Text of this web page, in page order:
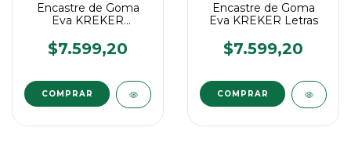
Encastre de Goma
Eva KREKER
$7.599,20
Encastre de Goma
Eva KREKER Letras
$7.599,20